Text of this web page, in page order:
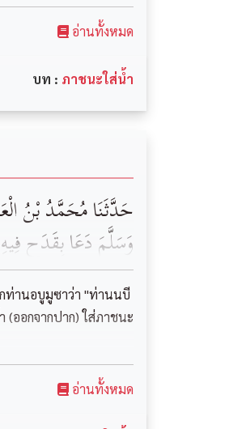
อ่านทั้งหมด
บท : ภาชนะใส่น้ำ
‏حَدَّثَنَا ‏‏مُحَمَّدُ بْنُ
وَسَلَّمَ ‏دَعَا بِقَدَحٍ
กท่านอบูมูซาว่า "ท่านนบี
ออกจากปาก) ใส่ภาชนะ
อ่านทั้งหมด